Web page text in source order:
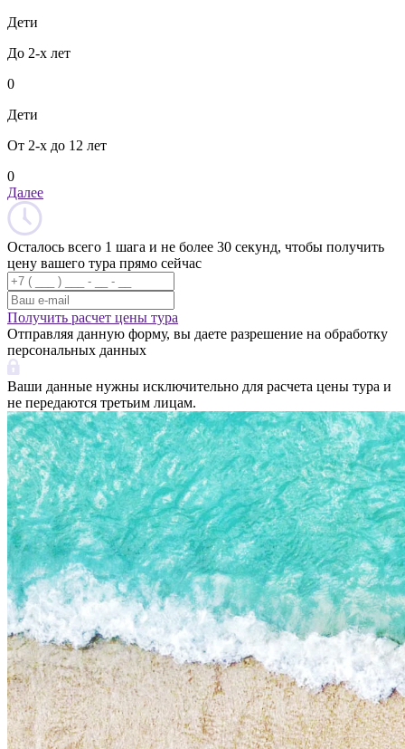
Дети
До 2-х лет
0
Дети
От 2-х до 12 лет
0
Далее
Осталось всего 1 шага и не более 30 секунд, чтобы получить
цену вашего тура прямо сейчас
Получить расчет цены тура
Отправляя данную форму, вы даете разрешение на обработку
персональных данных
Ваши данные нужны исключительно для расчета цены тура и
не передаются третьим лицам.